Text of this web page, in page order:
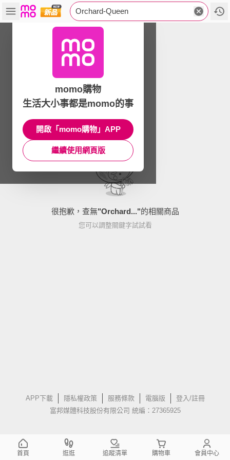
Orchard-Queen
很抱歉，查無"Orchard..."的相關商品
您可以調整關鍵字試試看
APP下載 隱私權政策 服務條款 電腦版
登入/註冊
富邦媒體科技股份有限公司 統編：27365925
momo購物
生活大小事都是momo的事
開啟「momo購物」APP
繼續使用網頁版
首頁 逛逛 追蹤清單 購物車 會員中心